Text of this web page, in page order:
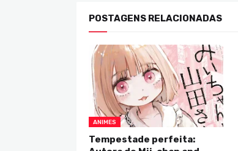
POSTAGENS RELACIONADAS
ANIMES
Tempestade perfeita: